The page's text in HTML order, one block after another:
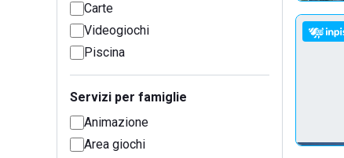
Carte
Videogiochi
Piscina
Servizi per famiglie
Animazione
Area giochi